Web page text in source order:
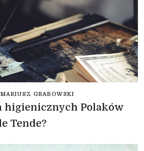
MARIUSZ GRABOWSKI
higienicznych Polaków
Tende?